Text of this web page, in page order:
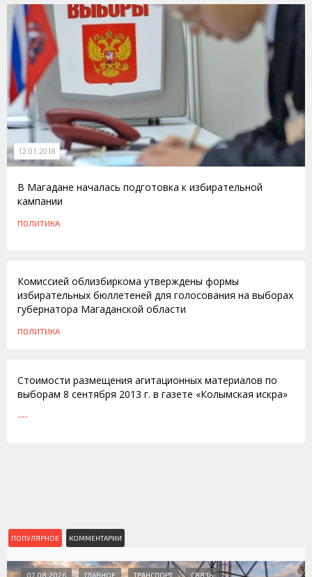
12.01.2018
В Магадане началась подготовка к избирательной
кампании
ПОЛИТИКА
Комиссией облизбиркома утверждены формы
избирательных бюллетеней для голосования на выборах
губернатора Магаданской области
ПОЛИТИКА
Стоимости размещения агитационных материалов по
выборам 8 сентября 2013 г. в газете «Колымская искра»
---
ПОПУЛЯРНОЕ КОММЕНТАРИИ
07.08.2026 ГЛАВНОЕ ТРАНСПОРТ СВЯЗЬ